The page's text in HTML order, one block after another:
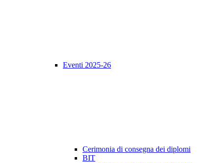
Eventi 2025-26
Cerimonia di consegna dei diplomi
BIT